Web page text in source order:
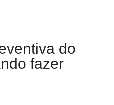
do
fazer